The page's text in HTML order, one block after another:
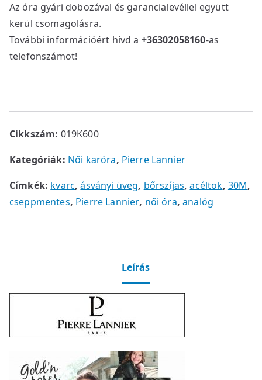
Az óra gyári dobozával és garancialevéllel együtt
kerül csomagolásra.
További információért hívd a +36302058160-as
telefonszámot!
Cikkszám: 019K600
Kategóriák: Női karóra, Pierre Lannier
Címkék: kvarc,ásványi üveg, bőrszíjas,acéltok, 30M,
cseppmentes, Pierre Lannier, női óra,analóg
Leírás